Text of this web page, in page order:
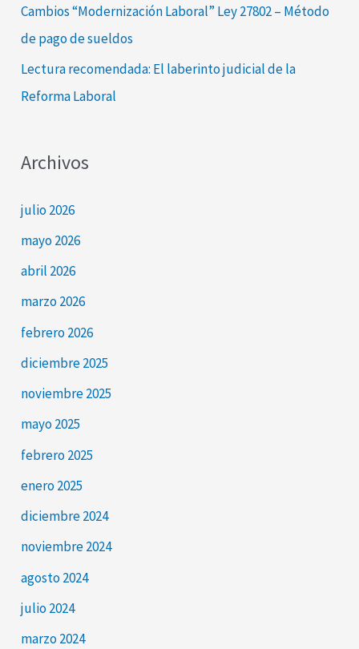
Cambios “Modernización Laboral” Ley 27802 – Método
de pago de sueldos
Lectura recomendada: El laberinto judicial de la
Reforma Laboral
Archivos
julio 2026
mayo 2026
abril 2026
marzo 2026
febrero 2026
diciembre 2025
noviembre 2025
mayo 2025
febrero 2025
enero 2025
diciembre 2024
noviembre 2024
agosto 2024
julio 2024
marzo 2024